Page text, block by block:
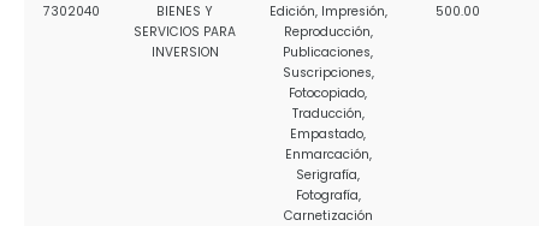
7302040
BIENES Y
SERVICIOS PARA
INVERSION
Edición, Impresión,
Reproducción,
Publicaciones,
Suscripciones,
Fotocopiado,
Traducción,
Empastado,
Enmarcación,
Serigrafía,
Fotografía,
Carnetización
500.00